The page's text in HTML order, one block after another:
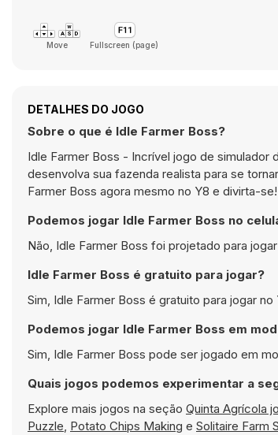
Move Fullscreen (page)
DETALHES DO JOGO
Sobre o que é Idle Farmer Boss?
Idle Farmer Boss - Incrível jogo de
desenvolva sua fazenda realista para se
Farmer Boss agora mesmo no Y8 e divirta-se!
Podemos jogar Idle Farmer Boss no
Não, Idle Farmer Boss foi projetado para
Idle Farmer Boss é gratuito para jogar?
Sim, Idle Farmer Boss é gratuito para jogar
Podemos jogar Idle Farmer Boss em
Sim, Idle Farmer Boss pode ser jogado em
Quais jogos podemos experimentar a
Explore mais jogos na seção Quinta Agrícola
Puzzle, Potato Chips Making e Solitaire Farm